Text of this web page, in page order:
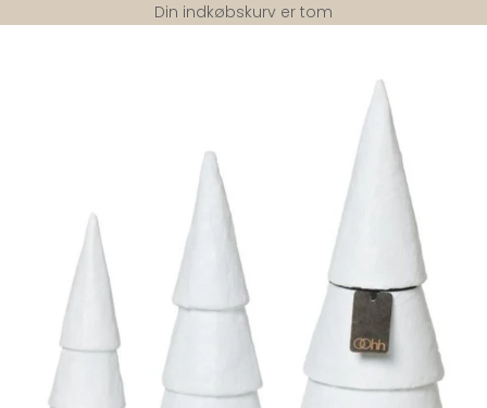
Din indkøbskurv er tom